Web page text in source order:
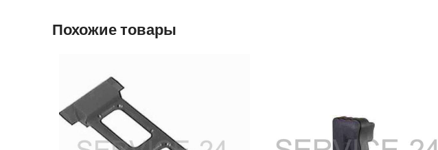
Похожие товары